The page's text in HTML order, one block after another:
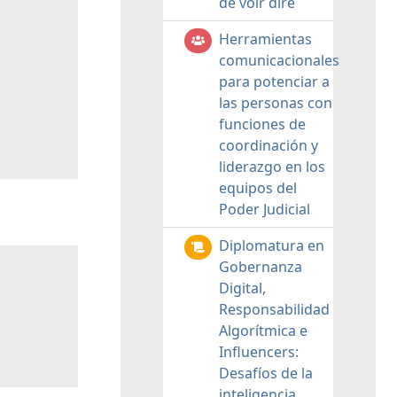
Herramientas
comunicacionales
para potenciar a
las personas con
funciones de
coordinación y
liderazgo en los
equipos del
Poder Judicial
Diplomatura en
Gobernanza
Digital,
Responsabilidad
Algorítmica e
Influencers:
Desafíos de la